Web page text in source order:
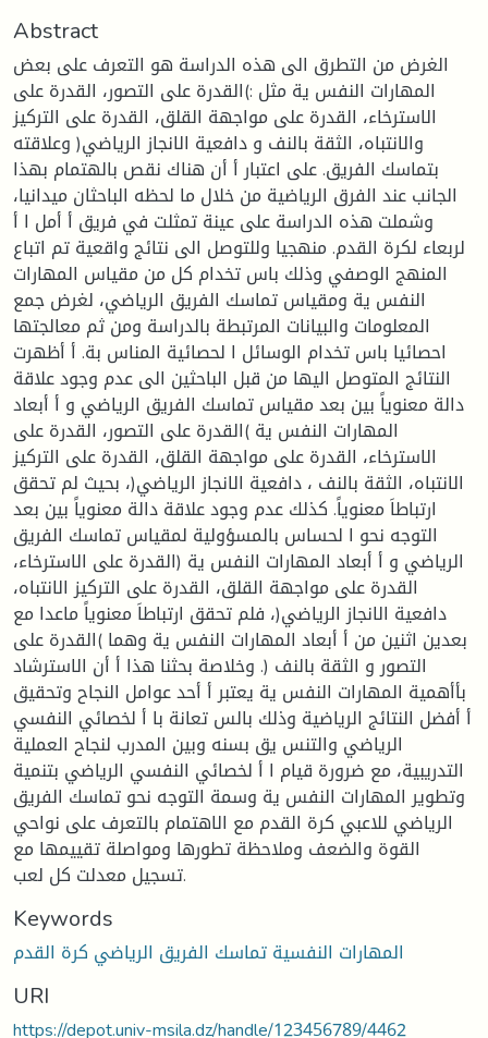
Abstract
الغرض من التطرق الى هذه الدراسة هو التعرف على بعض
المهارات النفس ية مثل :)القدرة على التصور، القدرة على
الاسترخاء، القدرة على مواجهة القلق، القدرة على التركيز
والانتباه، الثقة بالنف و دافعية الانجاز الرياضي( وعلاقته
بتماسك الفريق. على اعتبار أ أن هناك نقص بالهتمام بهذا
الجانب عند الفرق الرياضية من خلال ما لحظه الباحثان ميدانيا،
وشملت هذه الدراسة على عينة تمثلت في فريق أ أمل ا أ
لربعاء لكرة القدم. منهجيا وللتوصل الى نتائج واقعية تم اتباع
المنهج الوصفي وذلك باس تخدام كل من مقياس المهارات
النفس ية ومقياس تماسك الفريق الرياضي، لغرض جمع
المعلومات والبيانات المرتبطة بالدراسة ومن ثم معالجتها
احصائيا باس تخدام الوسائل ا لحصائية المناس بة. أ أظهرت
النتائج المتوصل اليها من قبل الباحثين الى عدم وجود علاقة
دالة معنوياً بين بعد مقياس تماسك الفريق الرياضي و أ أبعاد
المهارات النفس ية )القدرة على التصور، القدرة على
الاسترخاء، القدرة على مواجهة القلق، القدرة على التركيز
الانتباه، الثقة بالنف ، دافعية الانجاز الرياضي(، بحيث لم تحقق
ارتباطاَ معنوياً. كذلك عدم وجود علاقة دالة معنوياً بين بعد
التوجه نحو ا لحساس بالمسؤولية لمقياس تماسك الفريق
الرياضي و أ أبعاد المهارات النفس ية (القدرة على الاسترخاء،
القدرة على مواجهة القلق، القدرة على التركيز الانتباه،
دافعية الانجاز الرياضي(، فلم تحقق ارتباطاَ معنوياً ماعدا مع
بعدين اثنين من أ أبعاد المهارات النفس ية وهما )القدرة على
التصور و الثقة بالنف (. وخلاصة بحثنا هذا أ أن الاسترشاد
بأأهمية المهارات النفس ية يعتبر أ أحد عوامل النجاح وتحقيق
أ أفضل النتائج الرياضية وذلك بالس تعانة با أ لخصائي النفسي
الرياضي والتنس يق بسنه وبين المدرب لنجاح العملية
التدريبية، مع ضرورة قيام ا أ لخصائي النفسي الرياضي بتنمية
وتطوير المهارات النفس ية وسمة التوجه نحو تماسك الفريق
الرياضي للاعبي كرة القدم مع الاهتمام بالتعرف على نواحي
القوة والضعف وملاحظة تطورها ومواصلة تقييمها مع
تسجيل معدلت كل لعب.
Keywords
المهارات النفسية تماسك الفريق الرياضي كرة القدم
URI
https://depot.univ-msila.dz/handle/123456789/4462